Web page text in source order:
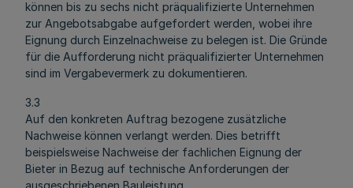
können bis zu sechs nicht präqualifizierte Unternehmen
zur Angebotsabgabe aufgefordert werden, wobei ihre
Eignung durch Einzelnachweise zu belegen ist. Die Gründe
für die Aufforderung nicht präqualifizierter Unternehmen
sind im Vergabevermerk zu dokumentieren.
3.3
Auf den konkreten Auftrag bezogene zusätzliche
Nachweise können verlangt werden. Dies betrifft
beispielsweise Nachweise der fachlichen Eignung der
Bieter in Bezug auf technische Anforderungen der
ausgeschriebenen Bauleistung.